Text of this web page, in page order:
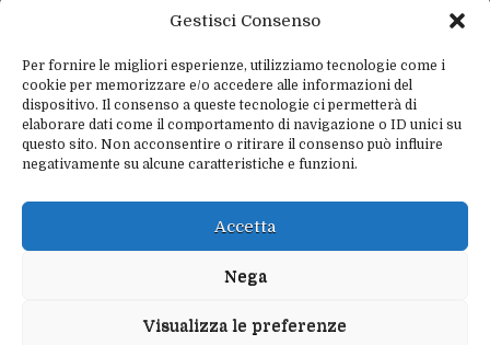
Gestisci Consenso
Per fornire le migliori esperienze, utilizziamo tecnologie come i
cookie per memorizzare e/o accedere alle informazioni del
dispositivo. Il consenso a queste tecnologie ci permetterà di
elaborare dati come il comportamento di navigazione o ID unici su
questo sito. Non acconsentire o ritirare il consenso può influire
negativamente su alcune caratteristiche e funzioni.
Accetta
Nega
Visualizza le preferenze